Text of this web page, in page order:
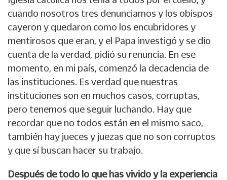
cuando nosotros tres denunciamos y los obispos
cayeron y quedaron como los encubridores y
mentirosos que eran, y el Papa investigó y se dio
cuenta de la verdad, pidió su renuncia. En ese
momento, en mi país, comenzó la decadencia de
las instituciones. Es verdad que nuestras
instituciones son en muchos casos, corruptas,
pero tenemos que seguir luchando. Hay que
recordar que no todos están en el mismo saco,
también hay jueces y juezas que no son corruptos
y que sí buscan hacer su trabajo.
Después de todo lo que has vivido y la experiencia